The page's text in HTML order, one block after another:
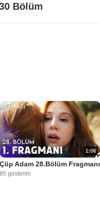
Bölüm
1:06
Çöp Adam 28.Bölüm Fragmanı
85 gösterim